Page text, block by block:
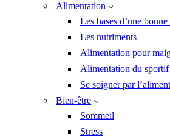
Alimentation
Les bases d’une
Les nutriments
Alimentation pour
Alimentation du sportif
Se soigner par
Bien-être
Sommeil
Stress